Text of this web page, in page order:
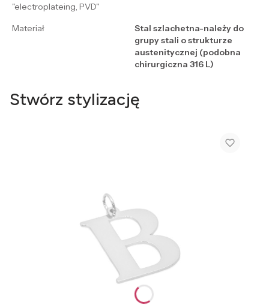
"electroplateing, PVD"
Materiał
Stal szlachetna-należy do
grupy stali o strukturze
austenitycznej (podobna
chirurgiczna 316 L)
Stwórz stylizację